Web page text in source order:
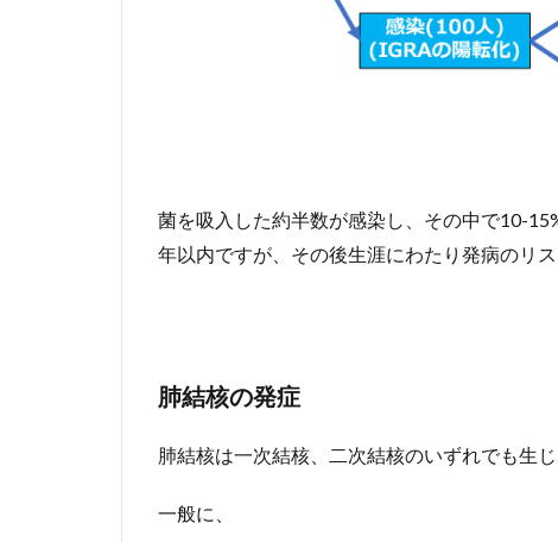
菌を吸入した約半数が感染し、その中で10-
年以内ですが、その後生涯にわたり発病のリス
肺結核の発症
肺結核は一次結核、二次結核のいずれでも生じ
一般に、